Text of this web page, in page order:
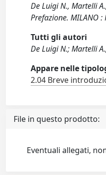
De Luigi N., Martelli
Prefazione. MILANO :
Tutti gli autori
De Luigi N.; Martelli
Appare nelle
2.04 Breve
File in questo prodotto:
Eventuali allegati,